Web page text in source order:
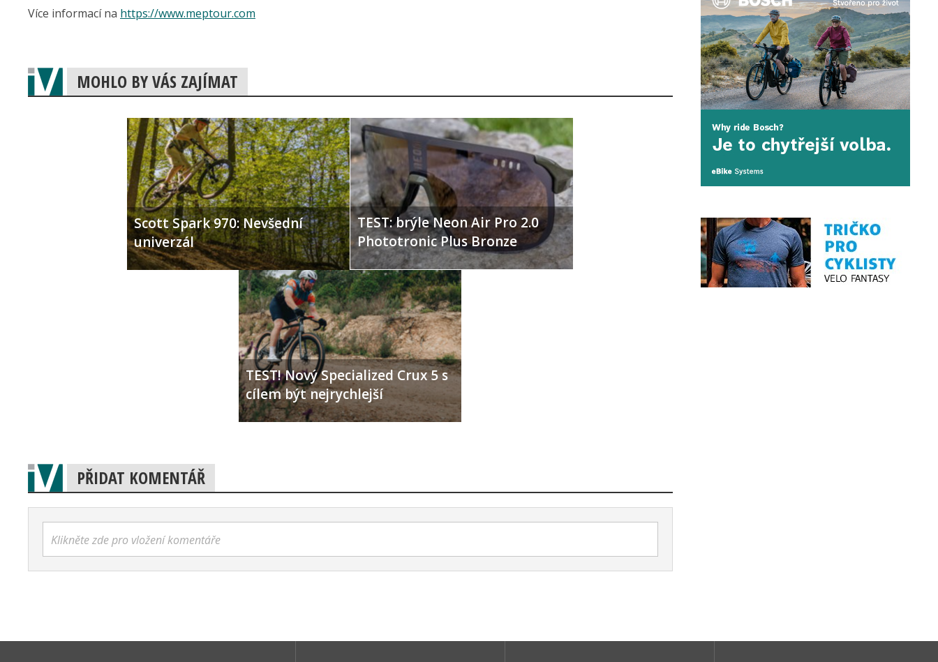
Více informací na https://www.meptour.com
MOHLO BY VÁS ZAJÍMAT
Scott Spark 970: Nevšední
univerzál
TEST: brýle Neon Air Pro 2.0
Phototronic Plus Bronze
TEST! Nový Specialized Crux 5 s
cílem být nejrychlejší
PŘIDAT KOMENTÁŘ
Klikněte zde pro vložení komentáře